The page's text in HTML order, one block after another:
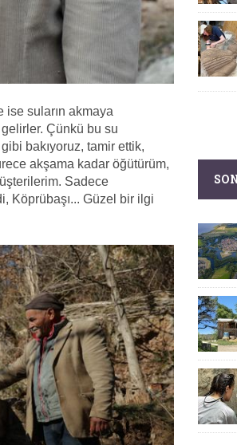
ise suların akmaya
gelirler. Çünkü bu su
bakıyoruz, tamir ettik,
akşama kadar öğütürüm,
Sadece
Köprübaşı... Güzel bir ilgi